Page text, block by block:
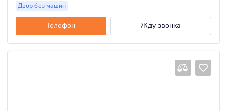
Двор без машин
Телефон Жду звонка